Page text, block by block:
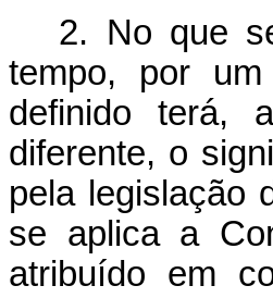
2. No que
tempo, por
definido terá,
diferente, o
pela legislação
se aplica a
atribuído em